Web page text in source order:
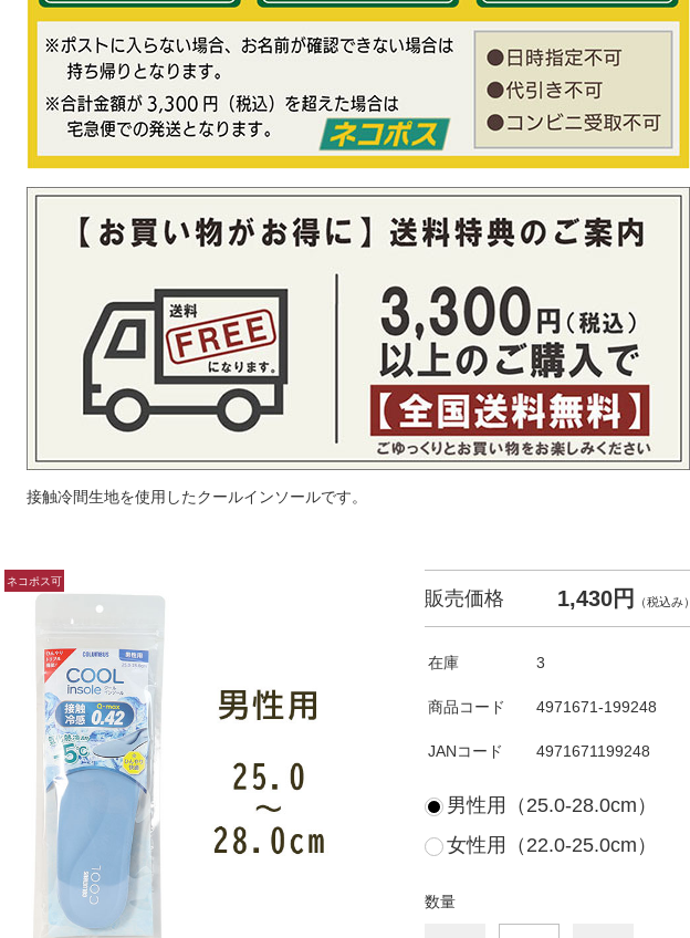
接触冷間生地を使用したクールインソールです。
販売価格 1,430円 （税込み）
在庫 3
商品コード 4971671-199248
JANコード 4971671199248
男性用（25.0-28.0cm）
女性用（22.0-25.0cm）
数量